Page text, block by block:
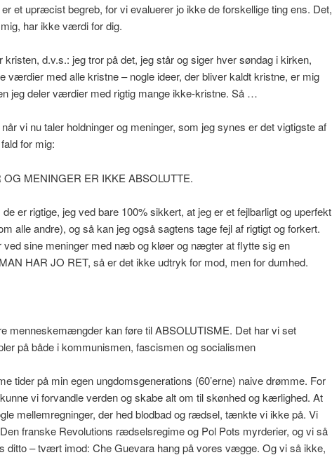
et upræcist begreb, for vi evaluerer jo ikke de forskellige ting ens. Det,
har ikke værdi for dig.
kristen, d.v.s.: jeg tror på det, jeg står og siger hver søndag i kirken,
værdier med alle kristne – nogle ideer, der bliver kaldt kristne, er mig
jeg deler værdier med rigtig mange ikke-kristne. Så …
vi nu taler holdninger og meninger, som jeg synes er det vigtigste af
for mig:
MENINGER ER IKKE ABSOLUTTE.
er rigtige, jeg ved bare 100% sikkert, at jeg er et fejlbarligt og uperfekt
alle andre), og så kan jeg også sagtens tage fejl af rigtigt og forkert.
ved sine meninger med næb og kløer og nægter at flytte sig en
HAR JO RET, så er det ikke udtryk for mod, men for dumhed.
menneskemængder kan føre til ABSOLUTISME. Det har vi set
på både i kommunismen, fascismen og socialismen
tider på min egen ungdomsgenerations (60’erne) naive drømme. For
vi forvandle verden og skabe alt om til skønhed og kærlighed. At
mellemregninger, der hed blodbad og rædsel, tænkte vi ikke på. Vi
franske Revolutions rædselsregime og Pol Pots myrderier, og vi så
ditto – tvært imod: Che Guevara hang på vores vægge. Og vi så ikke,